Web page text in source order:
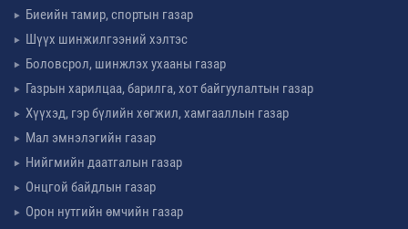
Биеийн тамир, спортын газар
Шүүх шинжилгээний хэлтэс
Боловсрол, шинжлэх ухааны газар
Газрын харилцаа, барилга, хот байгуулалтын газар
Хүүхэд, гэр бүлийн хөгжил, хамгааллын газар
Мал эмнэлэгийн газар
Нийгмийн даатгалын газар
Онцгой байдлын газар
Орон нутгийн өмчийн газар